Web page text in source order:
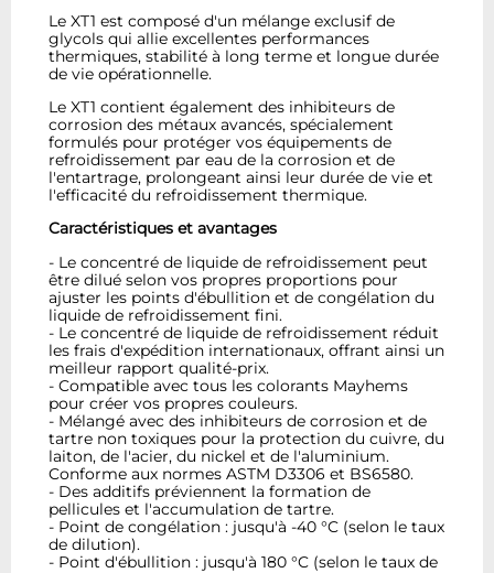
Le XT1 est composé d'un mélange exclusif de
glycols qui allie excellentes performances
thermiques, stabilité à long terme et longue durée
de vie opérationnelle.
Le XT1 contient également des inhibiteurs de
corrosion des métaux avancés, spécialement
formulés pour protéger vos équipements de
refroidissement par eau de la corrosion et de
l'entartrage, prolongeant ainsi leur durée de vie et
l'efficacité du refroidissement thermique.
Caractéristiques et avantages
- Le concentré de liquide de refroidissement peut
être dilué selon vos propres proportions pour
ajuster les points d'ébullition et de congélation du
liquide de refroidissement fini.
- Le concentré de liquide de refroidissement réduit
les frais d'expédition internationaux, offrant ainsi un
meilleur rapport qualité-prix.
- Compatible avec tous les colorants Mayhems
pour créer vos propres couleurs.
- Mélangé avec des inhibiteurs de corrosion et de
tartre non toxiques pour la protection du cuivre, du
laiton, de l'acier, du nickel et de l'aluminium.
Conforme aux normes ASTM D3306 et BS6580.
- Des additifs préviennent la formation de
pellicules et l'accumulation de tartre.
- Point de congélation : jusqu'à -40 °C (selon le taux
de dilution).
- Point d'ébullition : jusqu'à 180 °C (selon le taux de